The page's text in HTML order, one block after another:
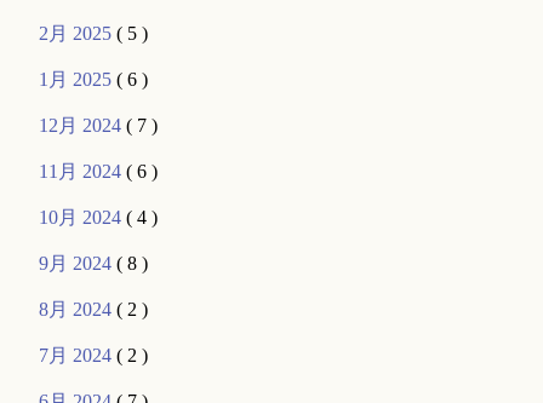
2月 2025( 5 )
1月 2025( 6 )
12月 2024( 7 )
11月 2024( 6 )
10月 2024( 4 )
9月 2024( 8 )
8月 2024( 2 )
7月 2024( 2 )